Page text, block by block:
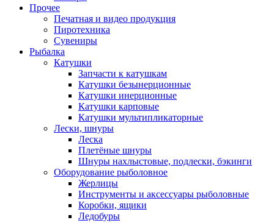
Прочее
Печатная и видео продукция
Пиротехника
Сувениры
Рыбалка
Катушки
Запчасти к катушкам
Катушки безынерционные
Катушки инерционные
Катушки карповые
Катушки мультипликаторные
Лески, шнуры
Леска
Плетёные шнуры
Шнуры нахлыстовые, подлески, бэкинги
Оборудование рыболовное
Жерлицы
Инструменты и аксессуары рыболовные
Коробки, ящики
Ледобуры